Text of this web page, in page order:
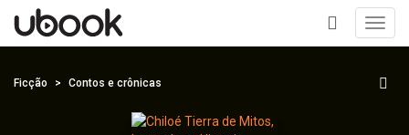
+
Ficção Contos e crônicas